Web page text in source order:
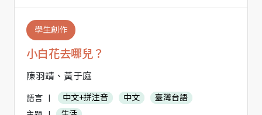
學生創作
小白花去哪兒？
陳羽靖、黃于庭
語言 中文+拼注音 中文
臺灣台語